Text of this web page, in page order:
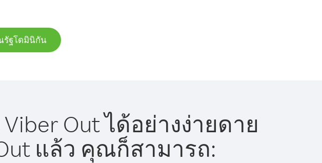
รัฐโดมินิกัน
Out ได้อย่างง่ายดาย
แล้ว คุณก็สามารถ: